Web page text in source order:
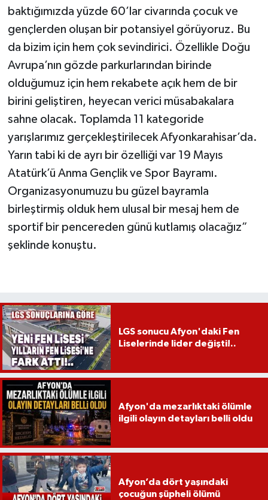
baktığımızda yüzde 60’lar civarında çocuk ve
gençlerden oluşan bir potansiyel görüyoruz. Bu
da bizim için hem çok sevindirici. Özellikle Doğu
Avrupa’nın gözde parkurlarından birinde
olduğumuz için hem rekabete açık hem de bir
birini geliştiren, heyecan verici müsabakalara
sahne olacak. Toplamda 11 kategoride
yarışlarımız gerçekleştirilecek Afyonkarahisar’da.
Yarın tabi ki de ayrı bir özelliği var 19 Mayıs
Atatürk’ü Anma Gençlik ve Spor Bayramı.
Organizasyonumuzu bu güzel bayramla
birleştirmiş olduk hem ulusal bir mesaj hem de
sportif bir pencereden günü kutlamış olacağız”
şeklinde konuştu.
LGS sonucu Afyon'daki Fen
Liselerinde lider değişti!..
Afyon'da mezarlıktaki ölümle
ilgili olayın detayları belli oldu
Afyon’da dört yaşındaki
çocuğun şüpheli ölümü